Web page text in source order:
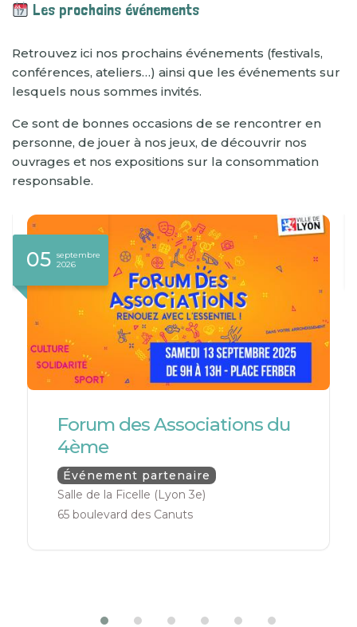
Les prochains événements
Retrouvez ici nos prochains événements (festivals,
conférences, ateliers…) ainsi que les événements sur
lesquels nous sommes invités.
Ce sont de bonnes occasions de se rencontrer en
personne, de jouer à nos jeux, de découvrir nos
ouvrages et nos expositions sur la consommation
responsable.
05 septembre
2026
Forum des Associations du
4ème
Événement partenaire
Salle de la Ficelle (Lyon 3e)
65 boulevard des Canuts